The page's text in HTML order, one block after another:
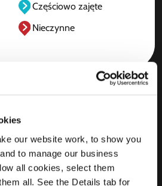
our website work, to show you
to manage our business
all cookies, select them
all. See the Details tab for
Częściowo zajęte
Nieczynne
Imkersdreef 338
7328 DB Apeldoorn
Holandia